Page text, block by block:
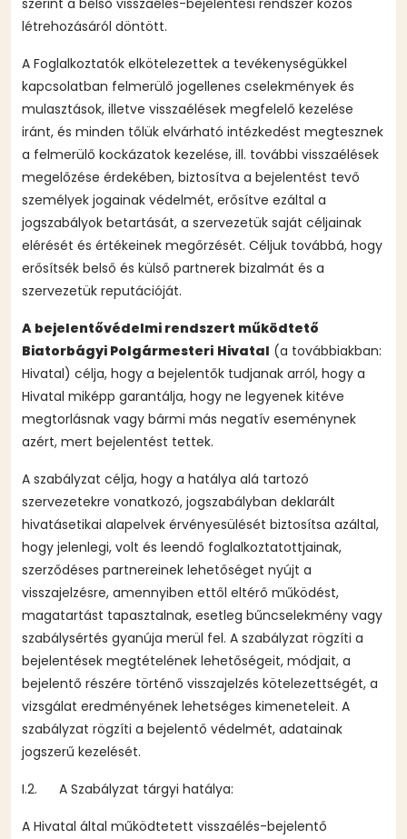
szerint a belső visszaélés-bejelentési rendszer közös
létrehozásáról döntött.
A Foglalkoztatók elkötelezettek a tevékenységükkel
kapcsolatban felmerülő jogellenes cselekmények és
mulasztások, illetve visszaélések megfelelő kezelése
iránt, és minden tőlük elvárható intézkedést megtesznek
a felmerülő kockázatok kezelése, ill. további visszaélések
megelőzése érdekében, biztosítva a bejelentést tevő
személyek jogainak védelmét, erősítve ezáltal a
jogszabályok betartását, a szervezetük saját céljainak
elérését és értékeinek megőrzését. Céljuk továbbá, hogy
erősítsék belső és külső partnerek bizalmát és a
szervezetük reputációját.
A bejelentővédelmi rendszert működtető
Biatorbágyi Polgármesteri Hivatal (a továbbiakban:
Hivatal) célja, hogy a bejelentők tudjanak arról, hogy a
Hivatal miképp garantálja, hogy ne legyenek kitéve
megtorlásnak vagy bármi más negatív eseménynek
azért, mert bejelentést tettek.
A szabályzat célja, hogy a hatálya alá tartozó
szervezetekre vonatkozó, jogszabályban deklarált
hivatásetikai alapelvek érvényesülését biztosítsa azáltal,
hogy jelenlegi, volt és leendő foglalkoztatottjainak,
szerződéses partnereinek lehetőséget nyújt a
visszajelzésre, amennyiben ettől eltérő működést,
magatartást tapasztalnak, esetleg bűncselekmény vagy
szabálysértés gyanúja merül fel. A szabályzat rögzíti a
bejelentések megtételének lehetőségeit, módjait, a
bejelentő részére történő visszajelzés kötelezettségét, a
vizsgálat eredményének lehetséges kimeneteleit. A
szabályzat rögzíti a bejelentő védelmét, adatainak
jogszerű kezelését.
I.2. A Szabályzat tárgyi hatálya:
A Hivatal által működtetett visszaélés-bejelentő